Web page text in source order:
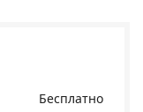
Бесплатно